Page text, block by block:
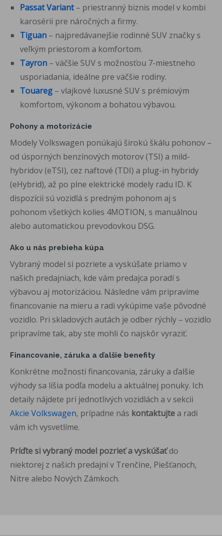
PassatVariant– priestranný biznis model v kombi
karosérii pre náročných a firmy.
Tiguan – najpredávanejšie rodinné SUV značky s
veľkým priestorom a komfortom.
Tayron – väčšie SUV s možnosťou 7-miestneho
usporiadania, ideálne pre väčšie rodiny.
Touareg – vlajkové luxusné SUV s prémiovým
komfortom, výkonom a bohatou výbavou.
Pohony a motorizácie
Modely Volkswagen ponúkajú širokú škálu pohonov –
od úsporných benzínových motorov (TSI) a mild-
hybridov (eTSI), cez naftové (TDI) a plug-in hybridy
(eHybrid), až po plne elektrické modely radu ID. K
dispozícii sú vozidlá s predným pohonom aj s
pohonom všetkých kolies 4MOTION, s manuálnou
alebo automatickou prevodovkou DSG.
Ako u nás prebieha kúpa
Vybraný model si pozriete a vyskúšate priamo v
našich predajniach, kde vám predajca poradí s
výbavou aj motorizáciou. Následne vám pripravíme
financovanie na mieru a radi vykúpime vaše pôvodné
vozidlo. Pri skladových autách je odber rýchly – vozidlo
pripravíme tak, aby ste mohli čo najskôr vyraziť.
Financovanie, záruka a ďalšie benefity
Konkrétne možnosti financovania, záruky a ďalšie
výhody sa líšia podľa modelu a aktuálnej ponuky. Ich
detaily nájdete pri jednotlivých vozidlách a v sekcii
Akcie Volkswagen, prípadne nás kontaktujte a radi
vám ich vysvetlíme.
Príďte si vybraný model pozrieť a vyskúšaťdo
niektorej z našich predajní v Trenčíne, Piešťanoch,
Nitre alebo Nových Zámkoch.